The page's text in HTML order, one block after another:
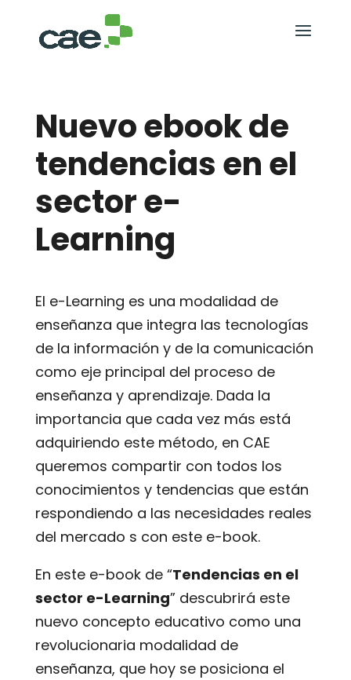
Nuevo ebook de
tendencias en el
sector e-
Learning
El e-Learning es una modalidad de
enseñanza que integra las tecnologías
de la información y de la comunicación
como eje principal del proceso de
enseñanza y aprendizaje. Dada la
importancia que cada vez más está
adquiriendo este método, en CAE
queremos compartir con todos los
conocimientos y tendencias que están
respondiendo a las necesidades reales
del mercado s con este e-book.
En este e-book de “Tendencias en el
sector e-Learning” descubrirá este
nuevo concepto educativo como una
revolucionaria modalidad de
enseñanza, que hoy se posiciona el